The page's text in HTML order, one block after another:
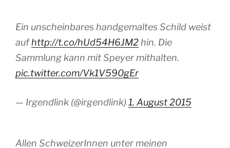
Ein unscheinbares handgemaltes Schild weist
aufhttp://t.co/hUd54H6JM2hin. Die
Sammlung kann mit Speyer mithalten.
pic.twitter.com/Vk1V590gEr
— Irgendlink (@irgendlink) 1. August 2015
Allen SchweizerInnen unter meinen